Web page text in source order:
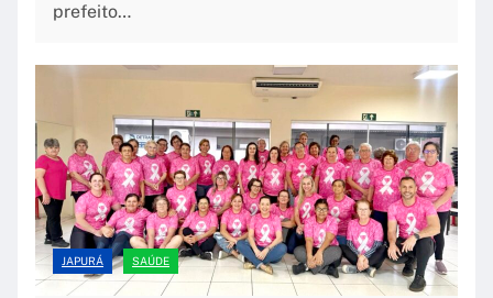
prefeito…
JAPURÁ SAÚDE